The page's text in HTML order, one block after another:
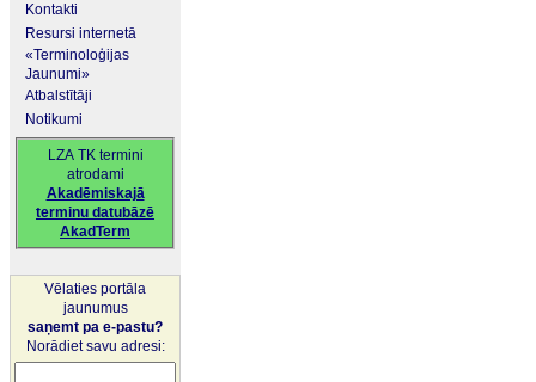
Kontakti
Resursi internetā
«Terminoloģijas
Jaunumi»
Atbalstītāji
Notikumi
LZA TK termini
atrodami
Akadēmiskajā
terminu datubāzē
AkadTerm
Vēlaties portāla
jaunumus
saņemt pa e-pastu?
Norādiet savu adresi: